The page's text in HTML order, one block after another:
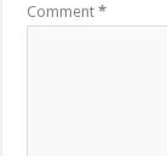
Comment*